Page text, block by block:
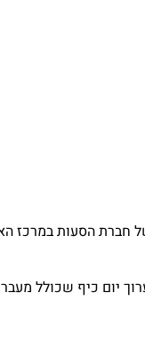
חברת הסעות
יום כיף שכולל